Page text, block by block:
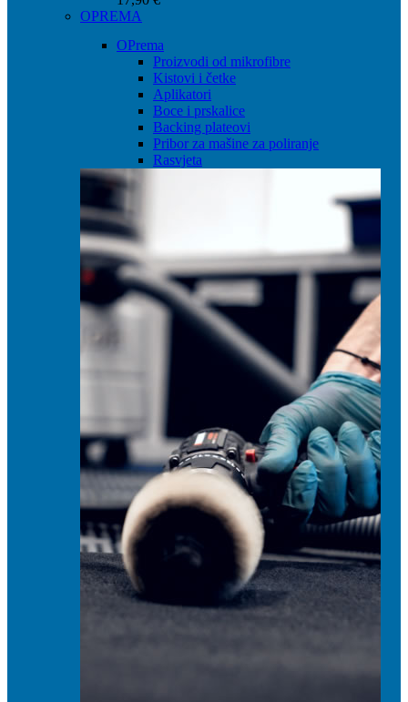
OPREMA
OPrema
Proizvodi od mikrofibre
Kistovi i četke
Aplikatori
Boce i prskalice
Backing plateovi
Pribor za mašine za poliranje
Rasvjeta